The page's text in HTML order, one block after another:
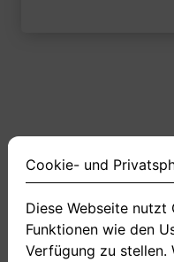
< 1 2
Cookie- und
Diese Webseite nutzt
Funktionen wie den
Verfügung zu stellen.